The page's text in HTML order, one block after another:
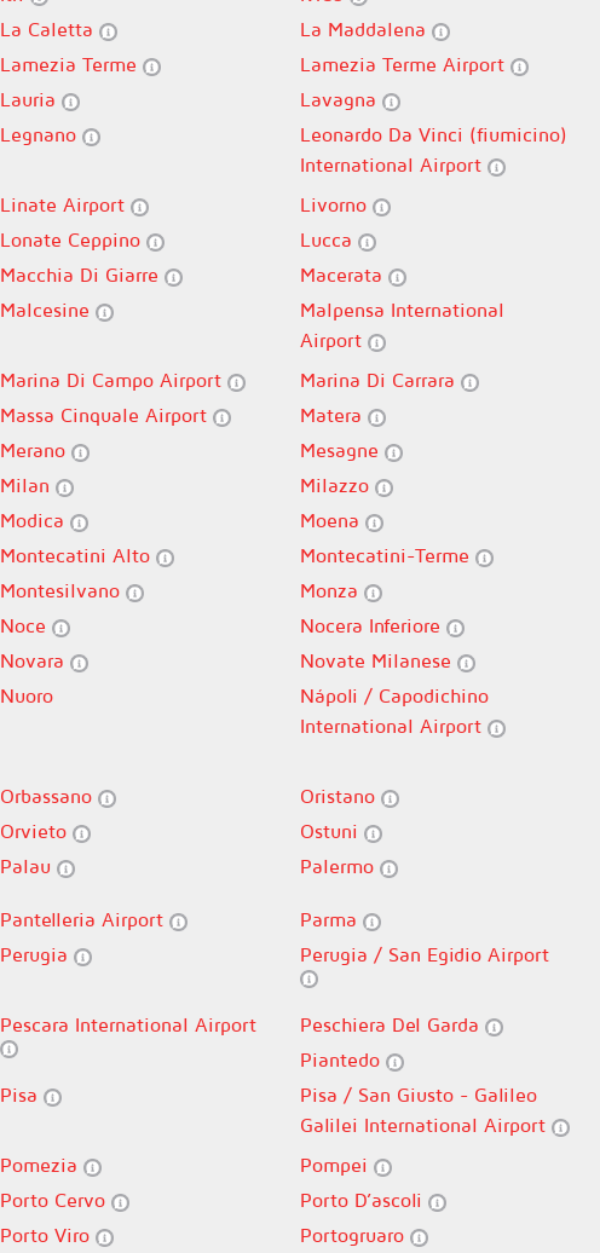
La Caletta La Maddalena
Lamezia Terme Lamezia Terme Airport
Lauria Lavagna
Legnano
Leonardo Da Vinci (fiumicino)
International Airport
Linate Airport Livorno
Lonate Ceppino Lucca
Macchia Di Giarre Macerata
Malcesine
Malpensa International
Airport
Marina Di Campo Airport Marina Di Carrara
Massa Cinquale Airport Matera
Merano Mesagne
Milan Milazzo
Modica Moena
Montecatini Alto Montecatini-Terme
Montesilvano Monza
Noce Nocera Inferiore
Novara Novate Milanese
Nuoro
Nápoli / Capodichino
International Airport
Orbassano Oristano
Orvieto Ostuni
Palau Palermo
Pantelleria Airport Parma
Perugia Perugia / San Egidio Airport
Pescara International Airport Peschiera Del Garda
Piantedo
Pisa
Pisa / San Giusto - Galileo
Galilei International Airport
Pomezia Pompei
Porto Cervo Porto D’ascoli
Porto Viro Portogruaro